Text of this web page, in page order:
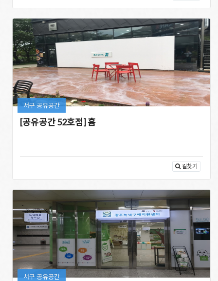
서구 공유공간
[공유공간 52호점] 흄
길찾기
서구 공유공간